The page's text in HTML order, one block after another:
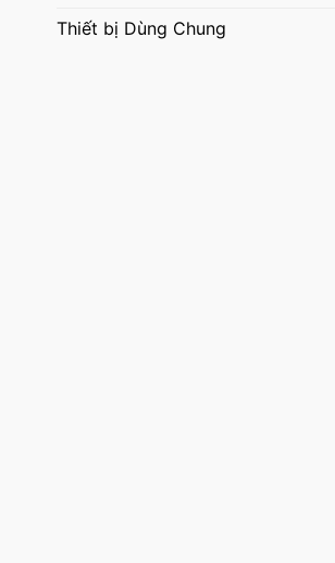
Thiết bị Dùng Chung